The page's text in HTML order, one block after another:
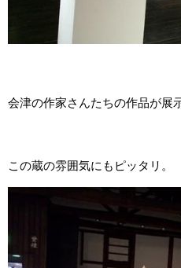
会津の作家さんたちの作品が展
この蔵の雰囲気にもピッタリ。